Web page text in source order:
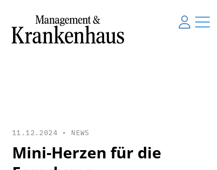
11.12.2024 • NEWS
Mini-Herzen für die